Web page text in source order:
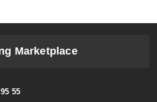
Marketplace
55